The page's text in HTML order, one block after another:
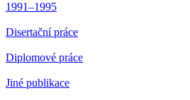
1991–1995
Disertační práce
Diplomové práce
Jiné publikace